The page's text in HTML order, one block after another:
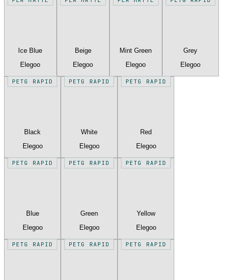
Ice Blue
Elegoo
Beige
Elegoo
Mint Green
Elegoo
Grey
Elegoo
PETG RAPID
Black
Elegoo
PETG RAPID
White
Elegoo
PETG RAPID
Red
Elegoo
PETG RAPID
Blue
Elegoo
PETG RAPID
Green
Elegoo
PETG RAPID
Yellow
Elegoo
PETG RAPID PETG RAPID PETG RAPID